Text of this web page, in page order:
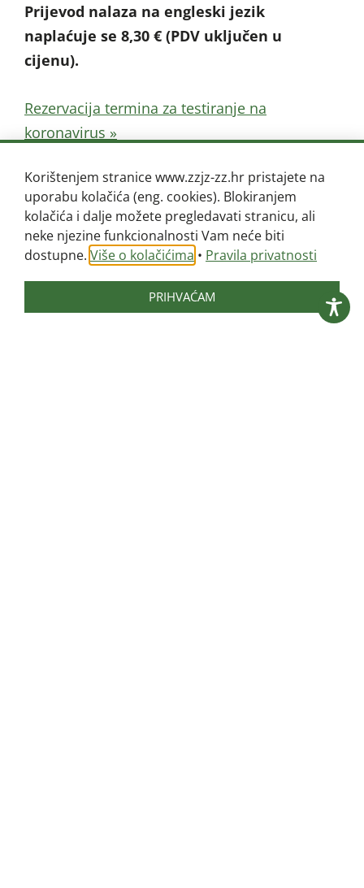
Prijevod nalaza na engleski jezik
naplaćuje se 8,30 € (PDV uključen u
cijenu).
Rezervacija termina za testiranje na
koronavirus »
SLUŽBE »
Služba za epidemiologiju »
Korištenjem stranice www.zzjz-zz.hr pristajete na
uporabu kolačića (eng. cookies). Blokiranjem
kolačića i dalje možete pregledavati stranicu, ali
neke njezine funkcionalnosti Vam neće biti
dostupne. Više o kolačićima • Pravila privatnosti
PRIHVAĆAM